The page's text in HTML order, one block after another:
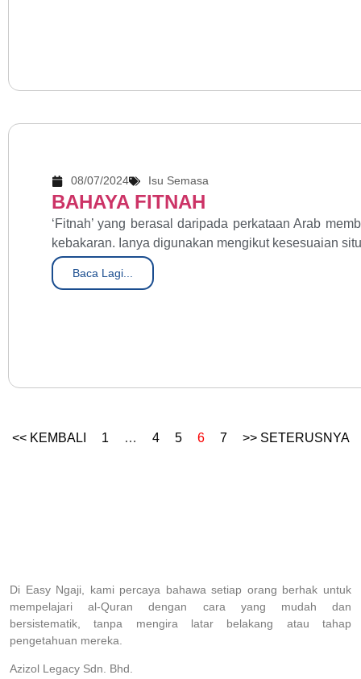
08/07/2024 Isu Semasa
BAHAYA FITNAH
‘Fitnah’ yang berasal daripada perkataan Arab
kebakaran. Ianya digunakan mengikut kesesuaian
Baca Lagi...
<< KEMBALI 1 … 4 5 6 7 >> SETERUSNYA
Di Easy Ngaji, kami percaya bahawa setiap orang berhak untuk
mempelajari al-Quran dengan cara yang mudah dan
bersistematik, tanpa mengira latar belakang atau tahap
pengetahuan mereka.
Azizol Legacy Sdn. Bhd.